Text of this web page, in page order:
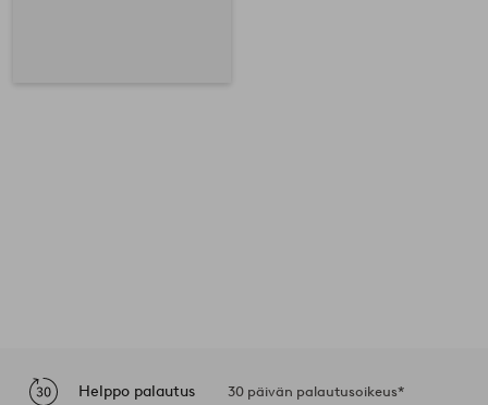
Helppo palautus 30 päivän palautusoikeus*